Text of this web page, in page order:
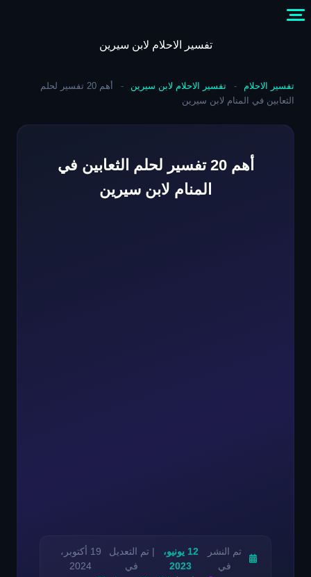
content
تفسير الاحلام لابن سيرين
تفسير الاحلام - تفسير الاحلام لابن سيرين -
أهم 20 تفسير لحلم
الثعابين في المنام لابن سيرين
أهم 20 تفسير لحلم الثعابين في
المنام لابن سيرين
تم النشر
في
12 يونيو،
2023
| تم التعديل
في
19 أكتوبر،
2024